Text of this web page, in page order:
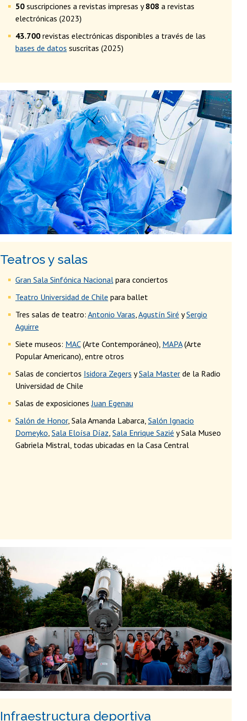
50 suscripciones a revistas impresas y808 a revistas
electrónicas (2023)
43.700 revistas electrónicas disponibles a través de las
bases de datos suscritas (2025)
Teatros y salas
Gran Sala Sinfónica Nacional para conciertos
Teatro Universidad de Chile para ballet
Tres salas de teatro: Antonio Varas,Agustín Siré ySergio
Aguirre
Siete museos: MAC(Arte Contemporáneo), MAPA(Arte
Popular Americano), entre otros
Salas de conciertos Isidora Zegers ySala Master de la Radio
Universidad de Chile
Salas de exposicionesJuan Egenau
Salón de Honor, Sala Amanda Labarca, Salón Ignacio
Domeyko, Sala Eloísa Díaz, Sala Enrique Sazié y Sala Museo
Gabriela Mistral, todas ubicadas en la Casa Central
Infraestructura deportiva